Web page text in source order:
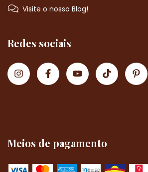
Visite o nosso Blog!
Redes sociais
Meios de pagamento